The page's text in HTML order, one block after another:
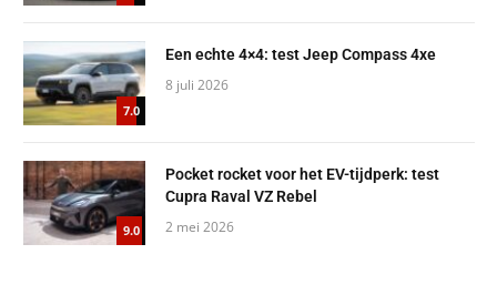
7.0
Een echte 4×4: test Jeep Compass 4xe
8 juli 2026
9.0
Pocket rocket voor het EV-tijdperk: test
Cupra Raval VZ Rebel
2 mei 2026